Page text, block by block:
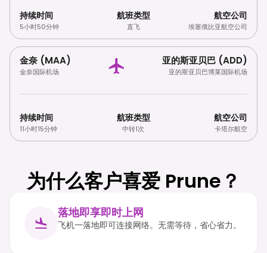
持续时间
5小时50分钟
航班类型
直飞
航空公司
埃塞俄比亚航空公司
金奈 (MAA)
金奈国际机场
亚的斯亚贝巴 (ADD)
亚的斯亚贝巴博莱国际机场
持续时间
11小时15分钟
航班类型
中转1次
航空公司
卡塔尔航空
为什么客户喜爱 Prune？
落地即享即时上网
飞机一落地即可连接网络。无需等待，省心省力。